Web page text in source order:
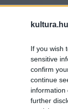
If you wish
sensitive
confirm
continue
information
further